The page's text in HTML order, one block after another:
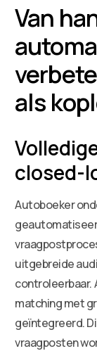
Van
als
closed-
Autoboeker
uitgebreide
controleerbaar.
matching met
geïntegreerd.
vraagposten